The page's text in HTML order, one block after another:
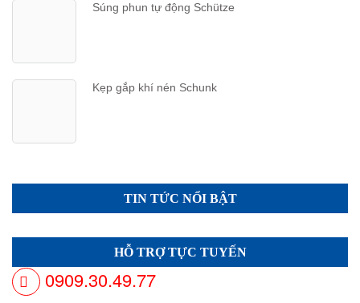
Súng phun tự động Schütze
Kẹp gắp khí nén Schunk
TIN TỨC NỔI BẬT
HỖ TRỢ TỰC TUYẾN
0909.30.49.77